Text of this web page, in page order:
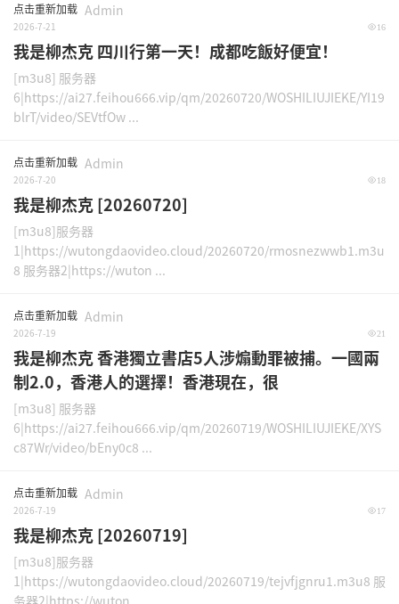
点击重新加载 Admin
2026-7-21 16
我是柳杰克 四川行第一天！成都吃飯好便宜！
[m3u8] 服务器
6|https://ai27.feihou666.vip/qm/20260720/WOSHILIUJIEKE/YI19
blrT/video/SEVtfOw ...
点击重新加载 Admin
2026-7-20 18
我是柳杰克 [20260720]
[m3u8]服务器
1|https://wutongdaovideo.cloud/20260720/rmosnezwwb1.m3u
8 服务器2|https://wuton ...
点击重新加载 Admin
2026-7-19 21
我是柳杰克 香港獨立書店5人涉煽動罪被捕。一國兩
制2.0，香港人的選擇！香港現在，很
[m3u8] 服务器
6|https://ai27.feihou666.vip/qm/20260719/WOSHILIUJIEKE/XYS
c87Wr/video/bEny0c8 ...
点击重新加载 Admin
2026-7-19 17
我是柳杰克 [20260719]
[m3u8]服务器
1|https://wutongdaovideo.cloud/20260719/tejvfjgnru1.m3u8 服
务器2|https://wuton ...